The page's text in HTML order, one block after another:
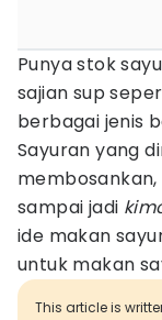
Punya stok
sajian sup
berbagai jenis
Sayuran yang
sampai jadi
ide makan
untuk makan
This article is